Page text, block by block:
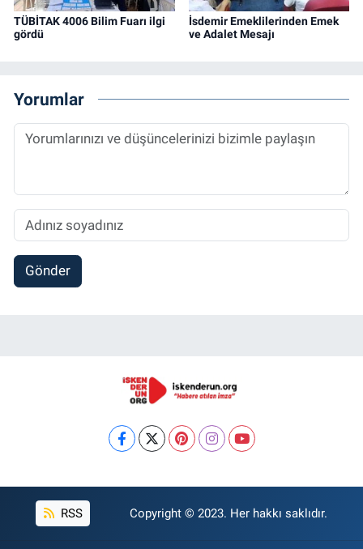
TÜBİTAK 4006 Bilim Fuarı ilgi
gördü
İsdemir Emeklilerinden Emek
ve Adalet Mesajı
Yorumlar
Gönder
RSS Copyright © 2023. Her hakkı saklıdır.